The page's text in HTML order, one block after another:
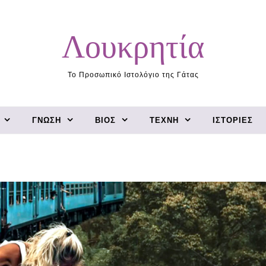
Λουκρητία
Το Προσωπικό Ιστολόγιο της Γάτας
ΓΝΏΣΗ ΒΊΟΣ ΤΈΧΝΗ ΙΣΤΟΡΊΕΣ